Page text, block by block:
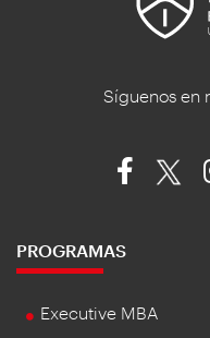
Síguenos en
PROGRAMAS
Executive MBA